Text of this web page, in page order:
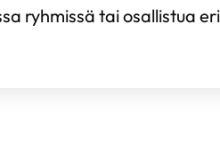
ryhmissä tai osallistua